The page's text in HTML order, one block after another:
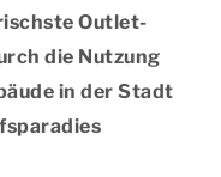
Outlet-
die Nutzung
in der Stadt